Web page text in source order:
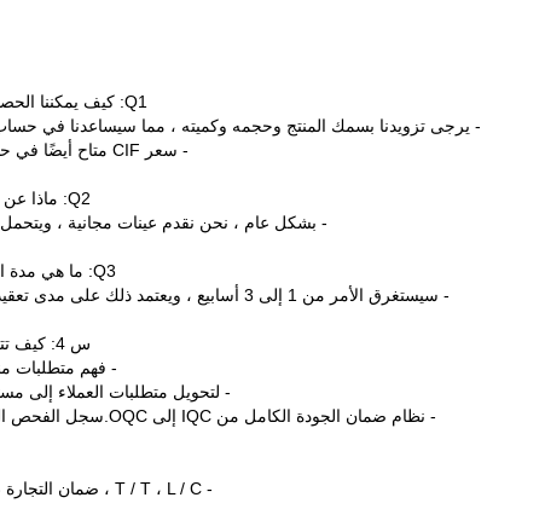
Q1: كيف يمكننا الحصول على سعر مفصل؟
- يرجى تزويدنا بسمك المنتج وحجمه وكميته ، مما سيساعدنا في حساب
- سعر CIF متاح أيضًا في حالة توفير منفذ الوجهة.
Q2: ماذا عن تكلفة العينة والشحن؟
- بشكل عام ، نحن نقدم عينات مجانية ، ويتحمل
Q3: ما هي مدة الإنتاج للطلب الشامل؟
- سيستغرق الأمر من 1 إلى 3 أسابيع ، ويعتمد ذلك على مدى تعقيد المنتج وكمية الطلب.
س 4: كيف تتحكم في جودة المنتج؟
- فهم متطلبات
- لتحويل متطلبات العملاء إلى
- نظام ضمان الجودة الكامل من IQC إلى OQC.سجل الفحص الصادر متاح لكل طلب.
- T / T ، L / C ، ضمان التجارة علي ، ويسترن يونيون.